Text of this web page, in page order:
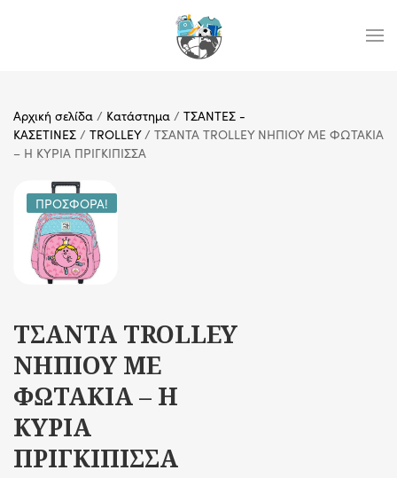
Αρχική σελίδα / Κατάστημα / ΤΣΑΝΤΕΣ -
ΚΑΣΕΤΙΝΕΣ / TROLLEY/ ΤΣΑΝΤΑ TROLLEY ΝΗΠΙΟΥ ΜΕ ΦΩΤΑΚΙΑ
– Η ΚΥΡΙΑ ΠΡΙΓΚΙΠΙΣΣΑ
ΠΡΟΣΦΟΡΆ!
ΤΣΑΝΤΑ TROLLEY
ΝΗΠΙΟΥ ΜΕ
ΦΩΤΑΚΙΑ – Η
ΚΥΡΙΑ
ΠΡΙΓΚΙΠΙΣΣΑ